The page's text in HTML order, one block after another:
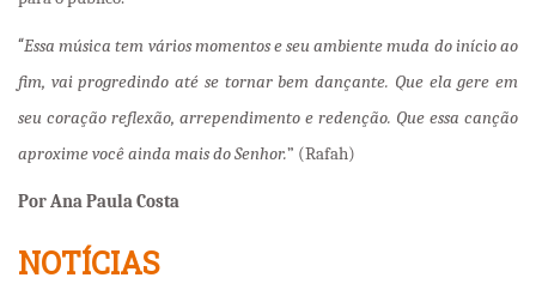
“Essa música tem vários momentos e seu ambiente muda do início ao
fim, vai progredindo até se tornar bem dançante. Que ela gere em
seu coração reflexão, arrependimento e redenção. Que essa canção
aproxime você ainda mais do Senhor.” (Rafah)
Por Ana Paula Costa
NOTÍCIAS